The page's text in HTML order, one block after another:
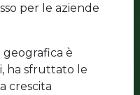
per le aziende
è
ha sfruttato le
crescita